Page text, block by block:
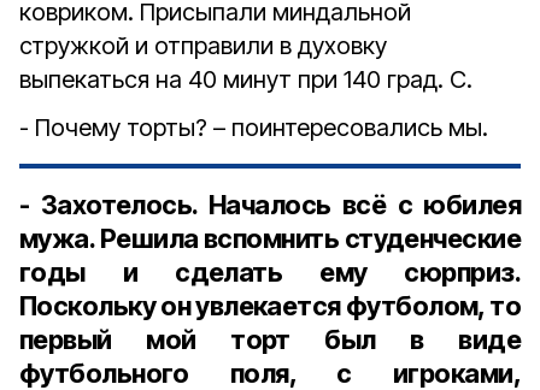
ковриком. Присыпали миндальной
стружкой и отправили в духовку
выпекаться на 40 минут при 140 град. С.
- Почему торты? – поинтересовались мы.
- Захотелось. Началось всё с юбилея
мужа. Решила вспомнить студенческие
годы и сделать ему сюрприз.
Поскольку он увлекается футболом, то
первый мой торт был в виде
футбольного поля, с игроками,